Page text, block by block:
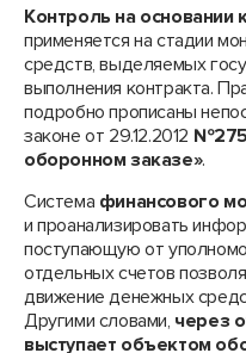
Контроль на основании
применяется на стадии
средств, выделяемых
выполнения контракта.
подробно прописаны
законе от 29.12.2012
оборонном заказе».
Система финансового
и проанализировать
поступающую от
отдельных счетов
движение денежных
Другими словами, через
выступает объектом